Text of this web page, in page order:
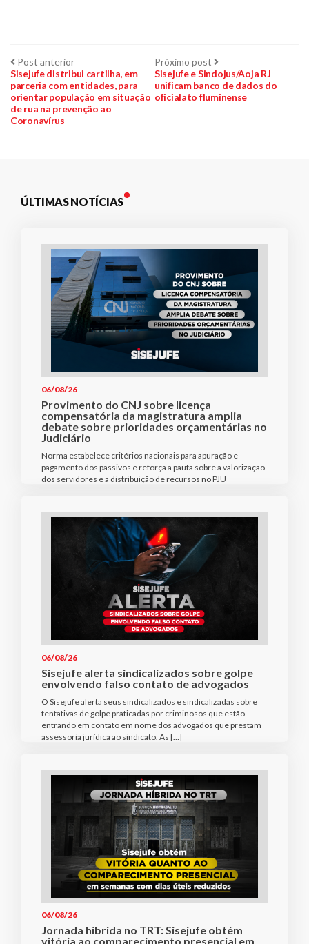
Navegação
de
Post
Post anteriorPost
anterior:
Sisejufe distribui cartilha, em
parceria com entidades, para
orientar população em situação
de rua na prevenção ao
Coronavírus
Próximo post Próximo
post:
Sisejufe e Sindojus/Aoja RJ
unificam banco de dados do
oficialato fluminense
ÚLTIMAS NOTÍCIAS
06/08/26
Provimento do CNJ sobre licença
compensatória da magistratura amplia
debate sobre prioridades orçamentárias no
Judiciário
Norma estabelece critérios nacionais para apuração e
pagamento dos passivos e reforça a pauta sobre a valorização
dos servidores e a distribuição de recursos no PJU
06/08/26
Sisejufe alerta sindicalizados sobre golpe
envolvendo falso contato de advogados
O Sisejufe alerta seus sindicalizados e sindicalizadas sobre
tentativas de golpe praticadas por criminosos que estão
entrando em contato em nome dos advogados que prestam
assessoria jurídica ao sindicato. As […]
06/08/26
Jornada híbrida no TRT: Sisejufe obtém
vitória ao comparecimento presencial em